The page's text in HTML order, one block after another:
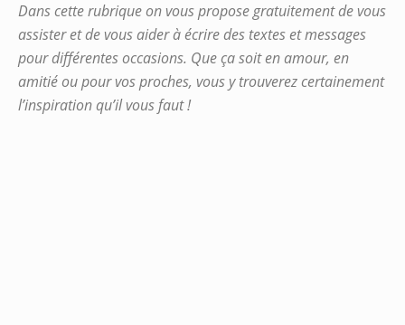
Dans cette rubrique on vous propose gratuitement de vous
assister et de vous aider à écrire des textes et messages
pour différentes occasions. Que ça soit en amour, en
amitié ou pour vos proches, vous y trouverez certainement
l’inspiration qu’il vous faut !